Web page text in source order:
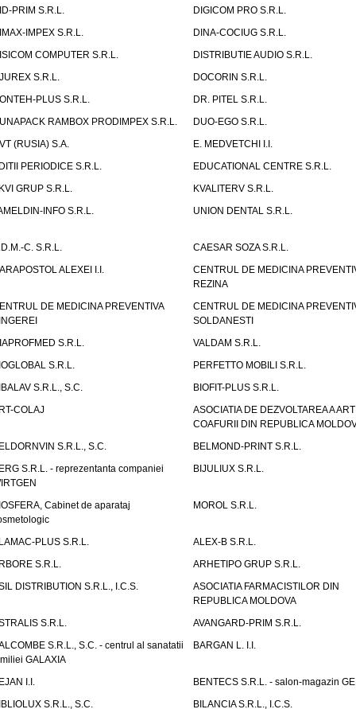
PRIM S.R.L.
DIGICOM PRO S.R.L.
IMPEX S.R.L.
DINA-COCIUG S.R.L.
COMPUTER S.R.L.
DISTRIBUTIE AUDIO S.R.L.
S.R.L.
DOCORIN S.R.L.
PLUS S.R.L.
DR. PITEL S.R.L.
RAMBOX PRODIMPEX S.R.L.
DUO-EGO S.R.L.
(RUSIA) S.A.
E. MEDVETCHI I.I.
PERIODICE S.R.L.
EDUCATIONAL CENTRE S.R.L.
GRUP S.R.L.
KVALITERV S.R.L.
INFO S.R.L.
UNION DENTAL S.R.L.
C. S.R.L.
CAESAR SOZA S.R.L.
ALEXEI I.I.
CENTRUL DE MEDICINA
REZINA
DE MEDICINA PREVENTIVA
CENTRUL DE MEDICINA
SOLDANESTI
S.R.L.
VALDAM S.R.L.
S.R.L.
PERFETTO MOBILI S.R.L.
S.R.L., S.C.
BIOFIT-PLUS S.R.L.
COLAJ
ASOCIATIA DE DEZVOLTAREA A
COAFURII DIN REPUBLICA
S.R.L., S.C.
BELMOND-PRINT S.R.L.
S.R.L. - reprezentanta companiei
BIJULIUX S.R.L.
Cabinet de aparataj
MOROL S.R.L.
PLUS S.R.L.
ALEX-B S.R.L.
S.R.L.
ARHETIPO GRUP S.R.L.
DISTRIBUTION S.R.L., I.C.S.
ASOCIATIA FARMACISTILOR DIN
REPUBLICA MOLDOVA
S.R.L.
AVANGARD-PRIM S.R.L.
S.R.L., S.C. - centrul al sanatatii
GALAXIA
BARGAN L. I.I.
I.I.
BENTECS S.R.L. - salon-magazin
S.R.L., S.C.
BILANCIA S.R.L., I.C.S.